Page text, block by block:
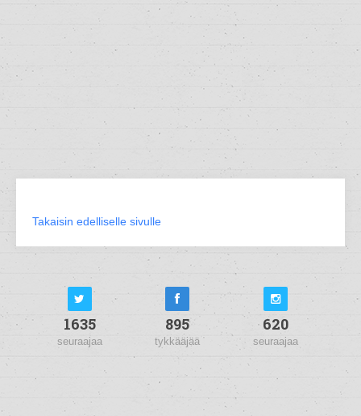
Takaisin edelliselle sivulle
1635
seuraajaa
895
tykkääjää
620
seuraajaa